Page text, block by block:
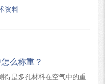
资料
么称重？
得是多孔材料在空气中的重